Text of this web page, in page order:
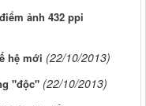
ảnh 432 ppi
hệ mới (22/10/2013)
"độc" (22/10/2013)